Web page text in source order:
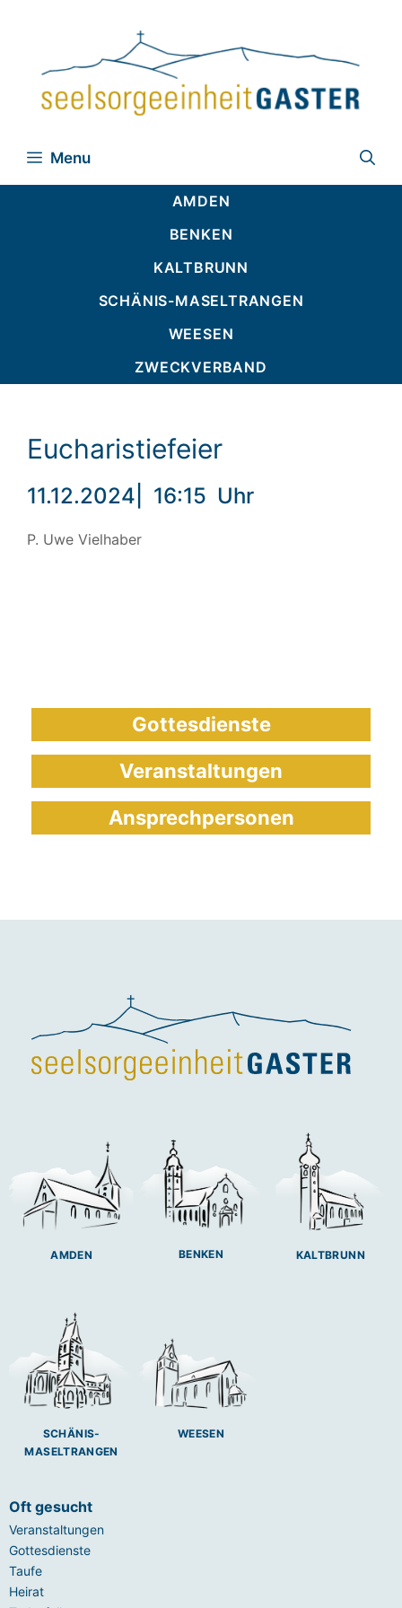
Menu
AMDEN
BENKEN
KALTBRUNN
SCHÄNIS-MASELTRANGEN
WEESEN
ZWECKVERBAND
Eucharistiefeier
11.12.2024 16:15 Uhr
P. Uwe Vielhaber
Gottesdienste
Veranstaltungen
Ansprechpersonen
AMDEN BENKEN KALTBRUNN
SCHÄNIS-
MASELTRANGEN
WEESEN
Oft gesucht
Veranstaltungen
Gottesdienste
Taufe
Heirat